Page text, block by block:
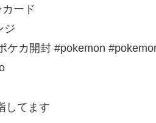
ード
ジ
ケカ開封 #pokemon
してます